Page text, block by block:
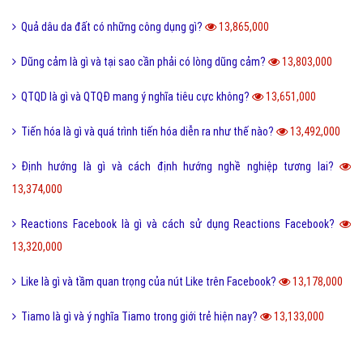
Quả dâu da đất có những công dụng gì? 13,865,000
Dũng cảm là gì và tại sao cần phải có lòng dũng cảm? 13,803,000
QTQD là gì và QTQĐ mang ý nghĩa tiêu cực không? 13,651,000
Tiến hóa là gì và quá trình tiến hóa diễn ra như thế nào? 13,492,000
Định hướng là gì và cách định hướng nghề nghiệp tương lai?
13,374,000
Reactions Facebook là gì và cách sử dụng Reactions Facebook?
13,320,000
Like là gì và tầm quan trọng của nút Like trên Facebook? 13,178,000
Tiamo là gì và ý nghĩa Tiamo trong giới trẻ hiện nay? 13,133,000